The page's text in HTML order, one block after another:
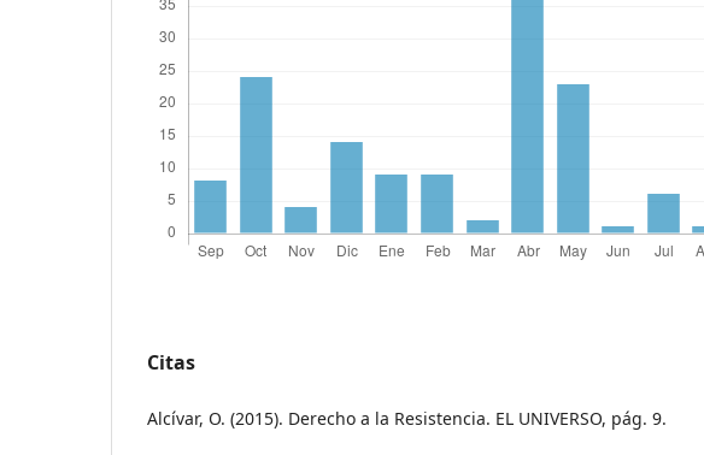
Citas
Alcívar, O. (2015). Derecho a la Resistencia. EL UNIVERSO, pág. 9.